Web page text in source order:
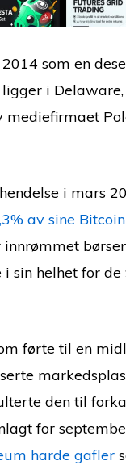
som en
i Delaware,
i mars
av sine
sin helhet for
førte til en
den til
for
harde gafler